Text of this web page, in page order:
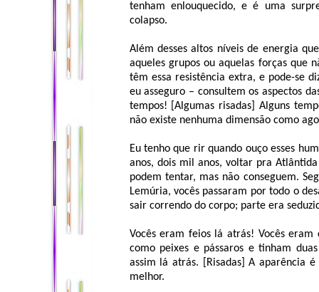
tenham enlouquecido, e é uma
colapso.
Além desses altos níveis de energia
aqueles grupos ou aquelas forças que
têm essa resistência extra, e pode-se
eu asseguro – consultem os aspectos
tempos! [Algumas risadas] Alguns
não existe nenhuma dimensão como
Eu tenho que rir quando ouço esses
anos, dois mil anos, voltar pra
podem tentar, mas não conseguem.
Lemúria, vocês passaram por todo o
sair correndo do corpo; parte era
Vocês eram feios lá atrás! Vocês eram
como peixes e pássaros e tinham
assim lá atrás. [Risadas] A aparência
melhor.